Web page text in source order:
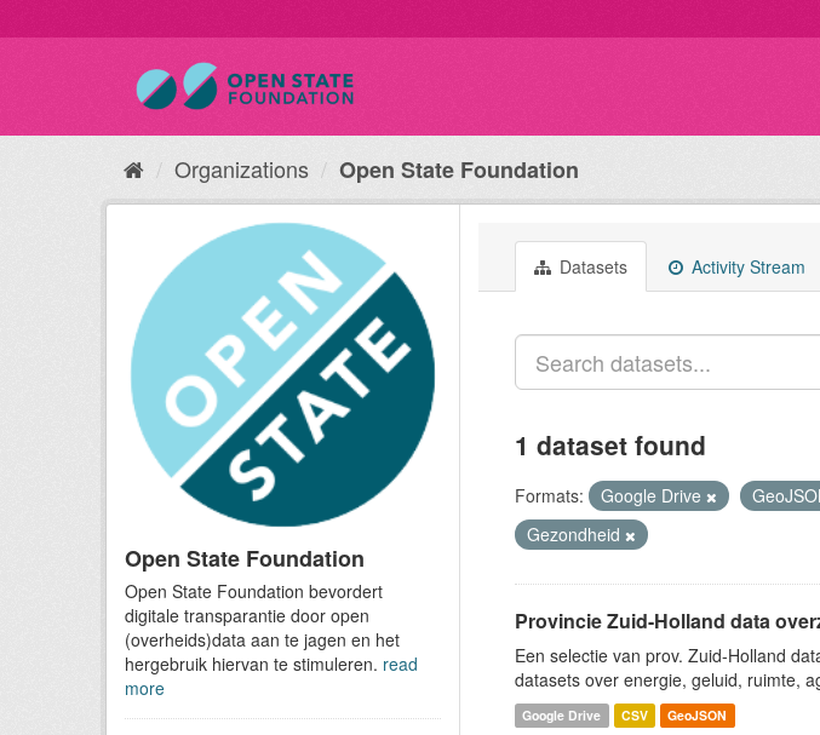
Organizations Open State Foundation
Open State Foundation
Open State Foundation bevordert
digitale transparantie door open
(overheids)data aan te jagen en het
hergebruik hiervan te stimuleren. read
more
Datasets Activity Stream
1 dataset found
Formats: Google Drive
Gezondheid
Provincie Zuid-Holland data
Een selectie van prov. Zuid-Holland
datasets over energie, geluid, ruimte,
Google Drive CSV GeoJSON